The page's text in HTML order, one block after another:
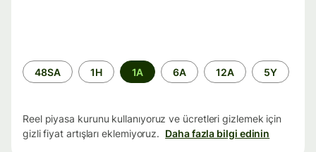
Zaman
aralığı
48SA 1H 1A 6A 12A 5Y
Reel piyasa kurunu kullanıyoruz ve ücretleri gizlemek için
gizli fiyat artışları eklemiyoruz. Daha fazla bilgi edinin